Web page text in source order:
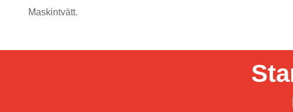
Maskintvätt.